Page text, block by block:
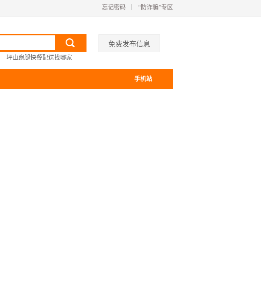
忘记密码 “防诈骗”专区
坪山跑腿快餐配送找哪家
免费发布信息
手机站